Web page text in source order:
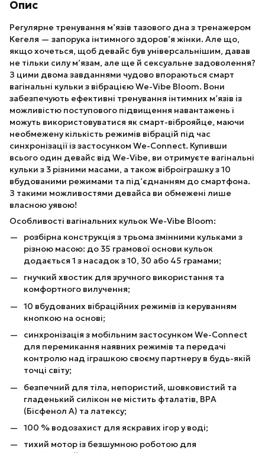
Опис
Регулярне тренування м’язів тазового дна з тренажером
Кегеля — запорука інтимного здоров’я жінки. Але що,
якщо хочеться, щоб девайс був універсальнішим, давав
не тільки силу м’язам, але ще й сексуальне задоволення?
З цими двома завданнями чудово впораються смарт
вагінальні кульки з вібрацією We-Vibe Bloom. Вони
забезпечують ефективні тренування інтимних м’язів із
можливістю поступового підвищення навантажень і
можуть використовуватися як смарт-віброяйце, маючи
необмежену кількість режимів вібрацій під час
синхронізації із застосунком We-Connect. Купивши
всього один девайс від We-Vibe, ви отримуєте вагінальні
кульки з 3 різними масами, а також віброіграшку з 10
вбудованими режимами та під’єднанням до смартфона.
З такими можливостями девайса ви обмежені лише
власною уявою!
Особливості вагінальних кульок We-Vibe Bloom:
розбірна конструкція з трьома змінними кульками з
різною масою: до 35 грамової основи кульок
додається 1 з насадок з 10, 30 або 45 грамами;
гнучкий хвостик для зручного використання та
комфортного вилучення;
10 вбудованих вібраційних режимів із керуванням
кнопкою на основі;
синхронізація з мобільним застосунком We-Connect
для перемикання наявних режимів та передачі
контролю над іграшкою своєму партнеру в будь-якій
точці світу;
безпечний для тіла, непористий, шовковистий та
гладенький силікон не містить фталатів, BPA
(Бісфенол А) та латексу;
100 % водозахист для яскравих ігор у воді;
тихий мотор із безшумною роботою для